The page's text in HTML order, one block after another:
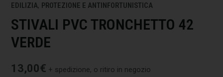
EDILIZIA, PROTEZIONE E ANTINFORTUNISTICA
STIVALI PVC TRONCHETTO 42
VERDE
13,00€ + spedizione, o ritiro in negozio